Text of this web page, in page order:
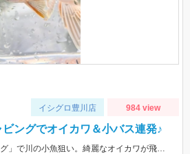
イシグロ豊川店 984 view
ビングでオイカワ＆小バス連発♪
最近マイブームの「チャビング」で川の小魚狙い。綺麗なオイカワが飛び出しました♪途中からはブラックバスの子供がスプーンやスピナーに連続ヒットしてきました。